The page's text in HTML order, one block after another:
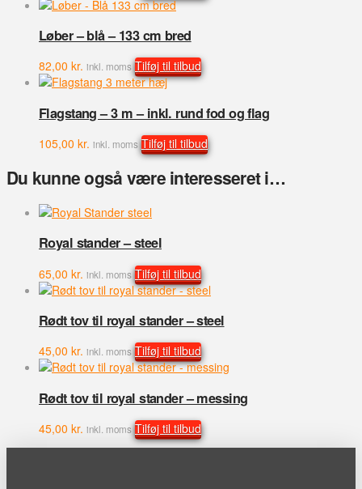
Løber – blå – 133 cm bred
82,00 kr. inkl. moms Tilføj til tilbud
Flagstang – 3 m – inkl. rund fod og flag
105,00 kr. inkl. moms Tilføj til tilbud
Du kunne også være interesseret i…
Royal stander – steel
65,00 kr. inkl. moms Tilføj til tilbud
Rødt tov til royal stander – steel
45,00 kr. inkl. moms Tilføj til tilbud
Rødt tov til royal stander – messing
45,00 kr. inkl. moms Tilføj til tilbud